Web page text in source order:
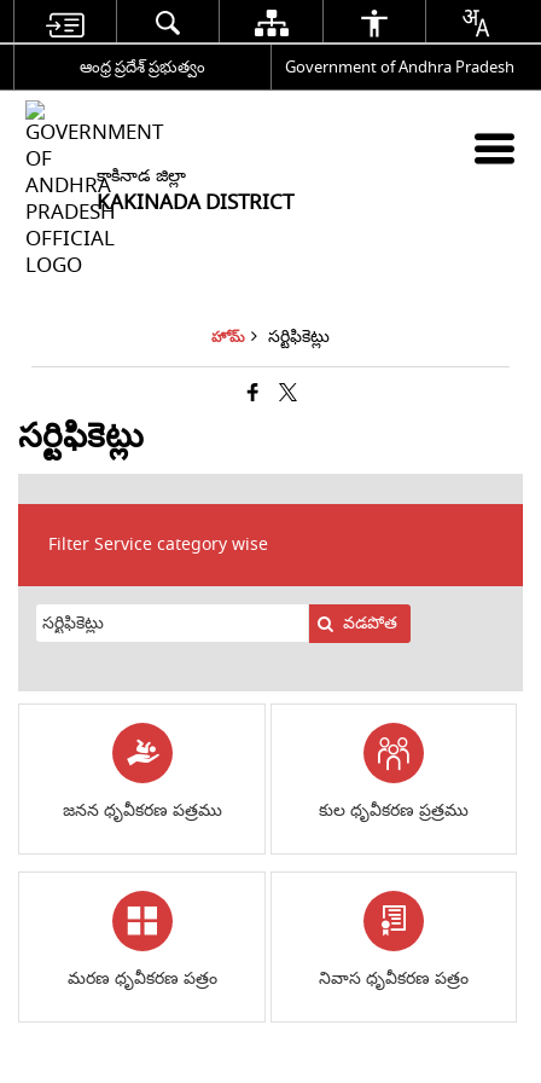
ఆంధ్ర ప్రదేశ్ ప్రభుత్వం Government of Andhra Pradesh
కాకినాడ జిల్లా
KAKINADA DISTRICT
హోమ్ సర్టిఫికెట్లు
సర్టిఫికెట్లు
Filter Service category wise
వడపోత
జనన ధృవీకరణ పత్రము కుల ధృవీకరణ ప్రత్రము
మరణ ధృవీకరణ పత్రం నివాస ధృవీకరణ పత్రం